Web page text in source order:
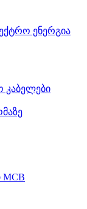
ენერგია